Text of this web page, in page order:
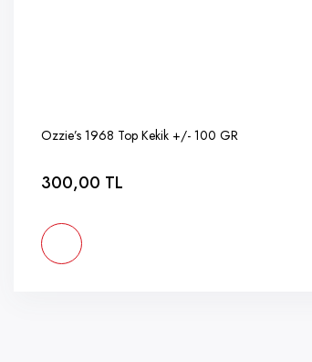
Ozzie’s 1968 Top Kekik +/- 100 GR
300,00 TL